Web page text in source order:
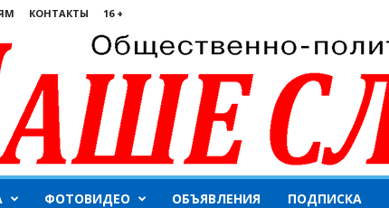
КОНТАКТЫ 16 +
ФОТОВИДЕО ОБЪЯВЛЕНИЯ ПОДПИСКА